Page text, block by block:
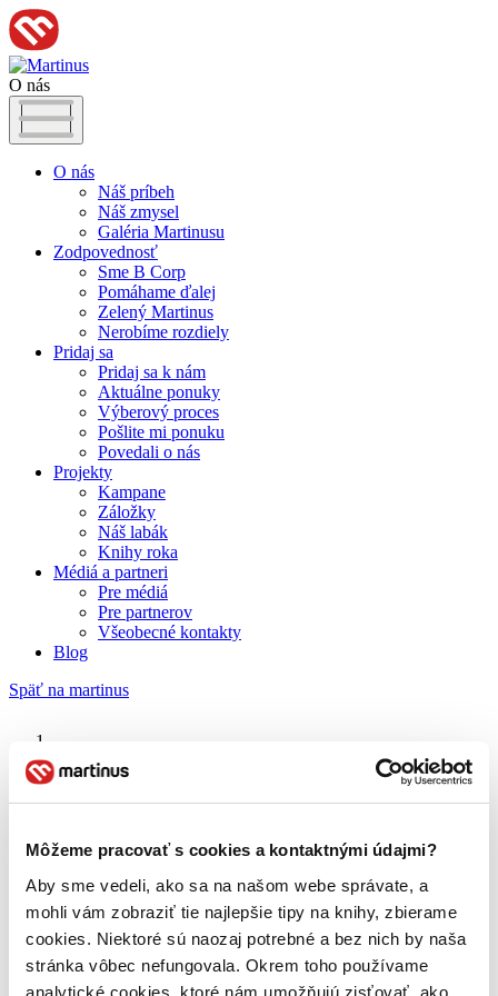
Môžeme pracovať s cookies a kontaktnými údajmi?
Aby sme vedeli, ako sa na našom webe správate, a
mohli vám zobraziť tie najlepšie tipy na knihy, zbierame
cookies. Niektoré sú naozaj potrebné a bez nich by naša
stránka vôbec nefungovala. Okrem toho používame
analytické cookies, ktoré nám umožňujú zisťovať, ako
O nás
O nás
Náš príbeh
Náš zmysel
Galéria Martinusu
Zodpovednosť
Sme B Corp
Pomáhame ďalej
Zelený Martinus
Nerobíme rozdiely
Pridaj sa
Pridaj sa k nám
Aktuálne ponuky
Výberový proces
Pošlite mi ponuku
Povedali o nás
Projekty
Kampane
Záložky
Náš labák
Knihy roka
Médiá a partneri
Pre médiá
Pre partnerov
Všeobecné kontakty
Blog
Späť na martinus
Martinus blog
Prístav nádeje
O nás
Náš príbeh
Náš zmysel
Galéria Martinusu
Zodpovednosť
Sme B Corp